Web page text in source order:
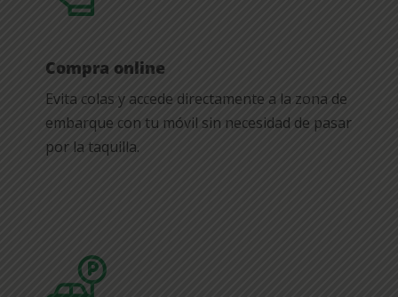
Compra online
Evita colas y accede directamente a la zona de
embarque con tu móvil sin necesidad de pasar
por la taquilla.